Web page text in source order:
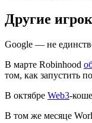
Другие
Google — не
В марте Robinhood
том, как запустить
В октябре Web3-
В том же месяце